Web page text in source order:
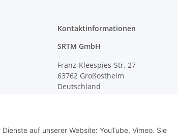
auf unserer Website: YouTube, Vimeo. Sie
Kontaktinformationen
SRTM GmbH
Franz-Kleespies-Str. 27
63762 Großostheim
Deutschland
E-Mail: info@srtm.de